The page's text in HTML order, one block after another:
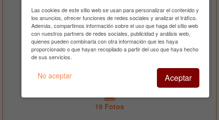
19 Fotos
Las cookies de este sitio web se usan para personalizar el contenido y
los anuncios, ofrecer funciones de redes sociales y analizar el tráfico.
Además, compartimos información sobre el uso que haga del sitio web
con nuestros partners de redes sociales, publicidad y análisis web,
quienes pueden combinarla con otra información que les haya
proporcionado o que hayan recopilado a partir del uso que haya hecho
de sus servicios.
No aceptar Aceptar